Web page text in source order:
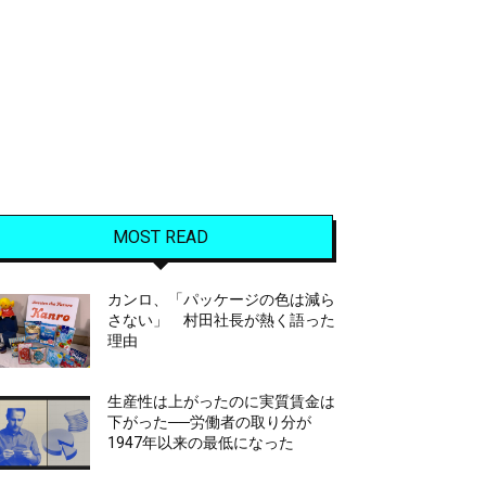
MOST READ
カンロ、「パッケージの色は減ら
さない」 村田社長が熱く語った
理由
生産性は上がったのに実質賃金は
下がった──労働者の取り分が
1947年以来の最低になった